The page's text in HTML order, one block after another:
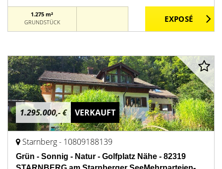
1.275 m²
GRUNDSTÜCK
1.295.000,- € VERKAUFT
Starnberg - 10809188139
Grün - Sonnig - Natur - Golfplatz Nähe - 82319